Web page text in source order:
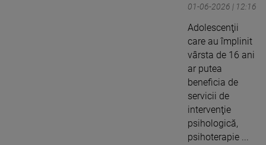
01-06-2026 | 12:16
Adolescenţii
care au împlinit
vârsta de 16 ani
ar putea
beneficia de
servicii de
intervenţie
psihologică,
psihoterapie ...